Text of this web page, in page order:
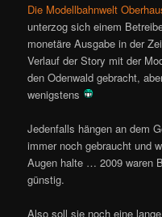
Die Modellbahnwelt
unterzog sich einem
monetäre Ausgabe in der
Verlauf der Story mit der
den Odenwald gebracht,
wenigstens
Jedenfalls hängen an dem
immer noch gebraucht und
Augen halte … 2009 waren
günstig.
Also soll sie noch eine